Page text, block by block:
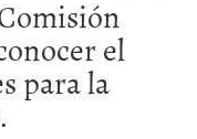
el
para la
.